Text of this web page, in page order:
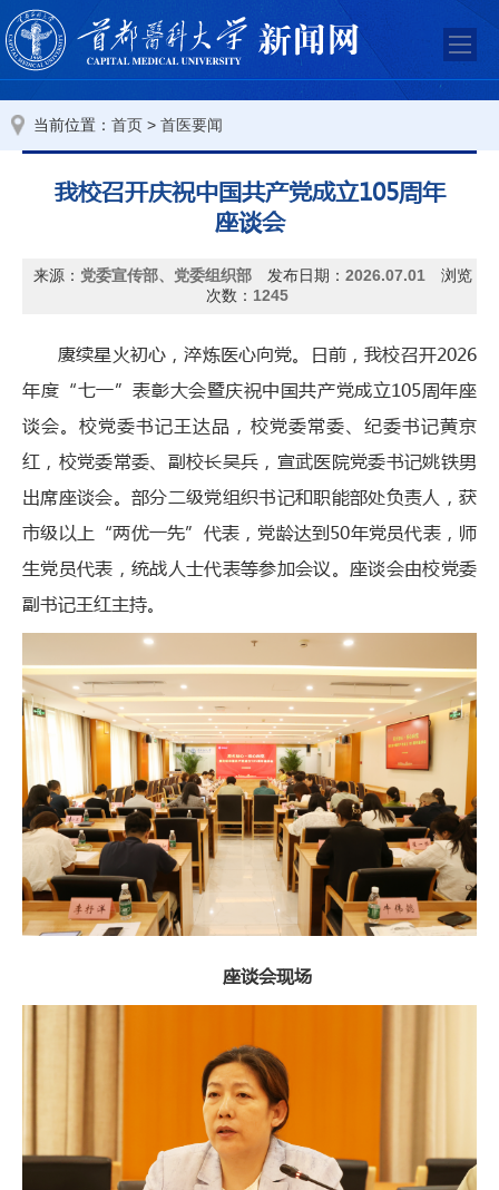
当前位置： 首页 > 首医要闻
我校召开庆祝中国共产党成立105周年
座谈会
来源： ​党委宣传部、党委组织部 发布日期： 2026.07.01
浏览
次数： 1245
赓续星火初心，淬炼医心向党。日前，我校召开2026
年度“七一”表彰大会暨庆祝中国共产党成立105周年座
谈会。校党委书记王达品，校党委常委、纪委书记黄京
红，校党委常委、副校长吴兵，宣武医院党委书记姚铁男
出席座谈会。部分二级党组织书记和职能部处负责人，获
市级以上“两优一先”代表，党龄达到50年党员代表，师
生党员代表，统战人士代表等参加会议。座谈会由校党委
副书记王红主持。
座谈会现场